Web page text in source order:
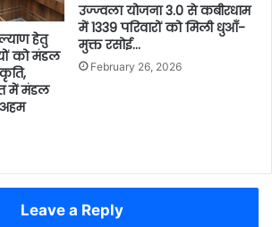
हेतु
को मंडल
में मंडल
उज्ज्वला योजना 3.0 से कबीरधाम
में 1339 परिवारों को मिली धुआँ-
मुक्त रसोई…
February 26, 2026
Leave a Reply